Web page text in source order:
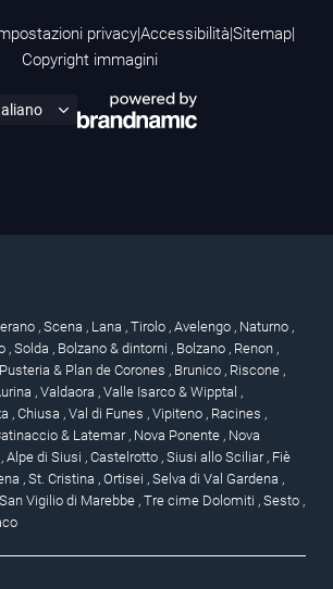
privacy|Accessibilità|Sitemap|
Copyright immagini
, Scena , Lana , Tirolo , Avelengo , Naturno ,
, Solda , Bolzano & dintorni , Bolzano , Renon ,
& Plan de Corones , Brunico , Riscone ,
, Valdaora , Valle Isarco & Wipptal ,
, Chiusa , Val di Funes , Vipiteno , Racines ,
& Latemar, Nova Ponente , Nova
, Alpe di Siusi , Castelrotto , Siusi allo Sciliar , Fiè
, St. Cristina , Ortisei , Selva di Val Gardena ,
San Vigilio di Marebbe , Tre cime Dolomiti , Sesto ,